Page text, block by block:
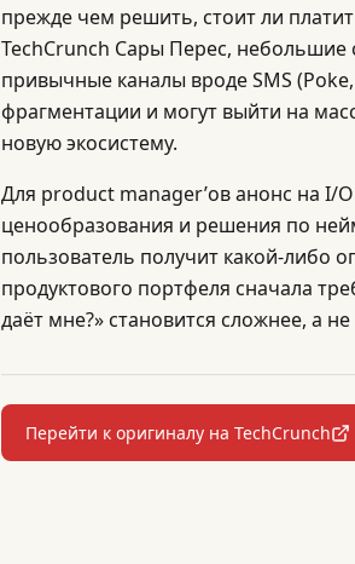
прежде чем решить, стоит ли
TechCrunch Сары Перес, небольшие
привычные каналы вроде SMS
фрагментации и могут выйти на
новую экосистему.
Для product manager’ов анонс на I/
ценообразования и решения по
пользователь получит какой-либо
продуктового портфеля сначала
даёт мне?» становится сложнее, а
Перейти к оригиналу на TechCrunch